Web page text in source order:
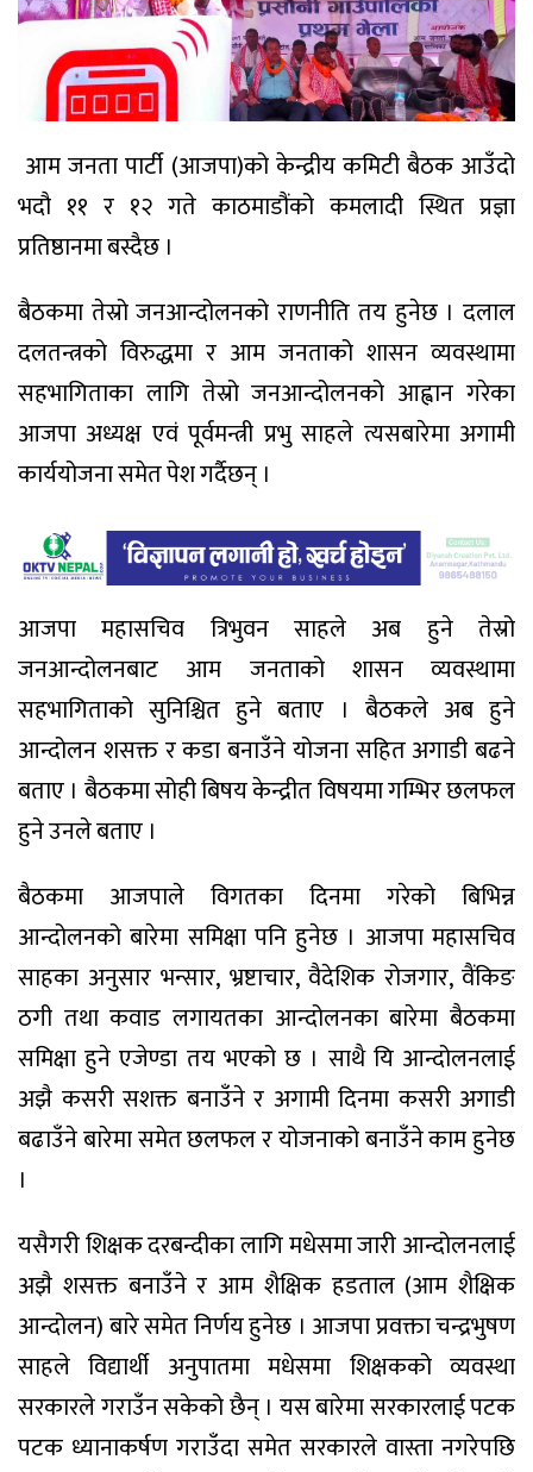
आम जनता पार्टी (आजपा)को केन्द्रीय कमिटी बैठक आउँदो
भदौ ११ र १२ गते काठमाडौंको कमलादी स्थित प्रज्ञा
प्रतिष्ठानमा बस्दैछ ।
बैठकमा तेस्रो जनआन्दोलनको राणनीति तय हुनेछ । दलाल
दलतन्त्रको विरुद्धमा र आम जनताको शासन व्यवस्थामा
सहभागिताका लागि तेस्रो जनआन्दोलनको आह्वान गरेका
आजपा अध्यक्ष एवं पूर्वमन्त्री प्रभु साहले त्यसबारेमा अगामी
कार्ययोजना समेत पेश गर्दैछन् ।
आजपा महासचिव त्रिभुवन साहले अब हुने तेस्रो
जनआन्दोलनबाट आम जनताको शासन व्यवस्थामा
सहभागिताको सुनिश्चित हुने बताए । बैठकले अब हुने
आन्दोलन शसक्त र कडा बनाउँने योजना सहित अगाडी बढने
बताए । बैठकमा सोही बिषय केन्द्रीत विषयमा गम्भिर छलफल
हुने उनले बताए ।
बैठकमा आजपाले विगतका दिनमा गरेको बिभिन्न
आन्दोलनको बारेमा समिक्षा पनि हुनेछ । आजपा महासचिव
साहका अनुसार भन्सार, भ्रष्टाचार, वैदेशिक रोजगार, वैंकिङ
ठगी तथा कवाड लगायतका आन्दोलनका बारेमा बैठकमा
समिक्षा हुने एजेण्डा तय भएको छ । साथै यि आन्दोलनलाई
अझै कसरी सशक्त बनाउँने र अगामी दिनमा कसरी अगाडी
बढाउँने बारेमा समेत छलफल र योजनाको बनाउँने काम हुनेछ
।
यसैगरी शिक्षक दरबन्दीका लागि मधेसमा जारी आन्दोलनलाई
अझै शसक्त बनाउँने र आम शैक्षिक हडताल (आम शैक्षिक
आन्दोलन) बारे समेत निर्णय हुनेछ । आजपा प्रवक्ता चन्द्रभुषण
साहले विद्यार्थी अनुपातमा मधेसमा शिक्षकको व्यवस्था
सरकारले गराउँन सकेको छैन् । यस बारेमा सरकारलाई पटक
पटक ध्यानाकर्षण गराउँदा समेत सरकारले वास्ता नगरेपछि